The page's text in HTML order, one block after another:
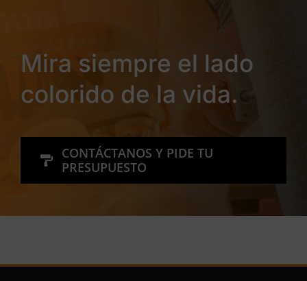
Mira siempre el lado
colorido de la vida.
CONTÁCTANOS Y PIDE TU
PRESUPUESTO